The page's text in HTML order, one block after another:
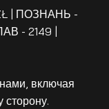
| ПОЗНАНЬ -
- 2149 |
включая
сторону.